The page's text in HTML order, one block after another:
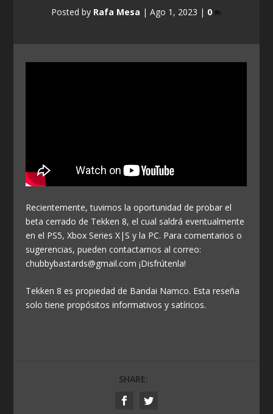
Posted by Rafa Mesa | Ago 1, 2023 | 0
Recientemente, tuvimos la oportunidad de probar el
beta cerrado de Tekken 8, el cual saldrá eventualmente
en el PS5, Xbox Series X|S y la PC. Para comentarios o
sugerencias, pueden contactarnos al correo:
chubbybastards@gmail.com ¡Disfrútenla!
Tekken 8 es propiedad de Bandai Namco. Esta reseña
solo tiene propósitos informativos y satíricos.
SHARE: